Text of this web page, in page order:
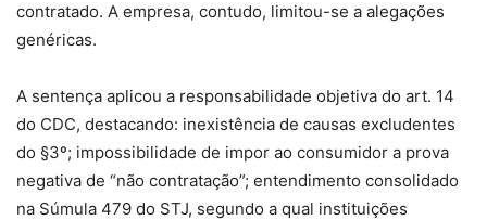
contratado. A empresa, contudo, limitou-se a alegações
genéricas.
A sentença aplicou a responsabilidade objetiva do art. 14
do CDC, destacando: inexistência de causas excludentes
do §3º; impossibilidade de impor ao consumidor a prova
negativa de “não contratação”; entendimento consolidado
na Súmula 479 do STJ, segundo a qual instituições